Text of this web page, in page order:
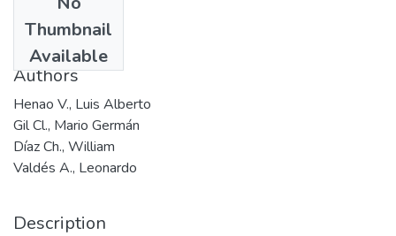
Thumbnail
Available
2004
Authors
Henao V., Luis Alberto
Gil Cl., Mario Germán
Díaz Ch., William
Valdés A., Leonardo
Description